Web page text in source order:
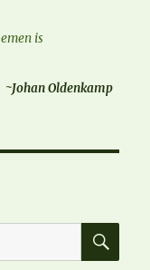
is
~Johan Oldenkamp